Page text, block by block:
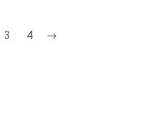
R$279.90.
3 4 →